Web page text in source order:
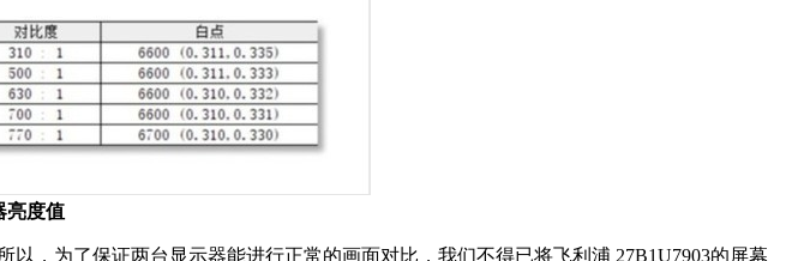
亮度值
，为了保证两台显示器能进行正常的画面对比，我们不得已将飞利浦 27B1U7903的屏幕